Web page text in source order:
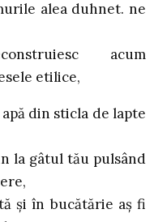
alea duhnet. ne
acum
etilice,
din sticla de lapte
la gâtul tău pulsând
şi în bucătărie aş fi